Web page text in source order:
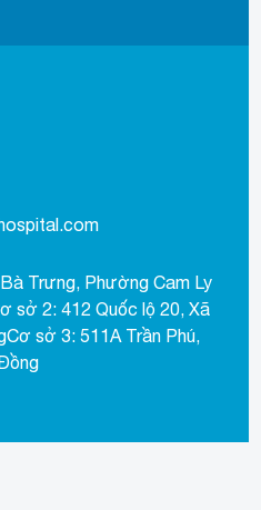
Trưng, Phường Cam Ly
sở 2: 412 Quốc lộ 20, Xã
sở 3: 511A Trần Phú,